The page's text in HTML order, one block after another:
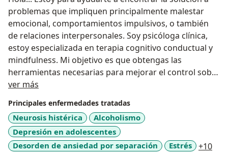
problemas que impliquen principalmente malestar
emocional, comportamientos impulsivos, o también
de relaciones interpersonales. Soy psicóloga clínica,
estoy especializada en terapia cognitivo conductual y
mindfulness. Mi objetivo es que obtengas las
herramientas necesarias para mejorar el control sobre
ti mismo frente a la adversidad.
ver más
Principales enfermedades tratadas
Neurosis histérica
Alcoholismo
Depresión en adolescentes
Desorden de ansiedad por separación
Estrés +10